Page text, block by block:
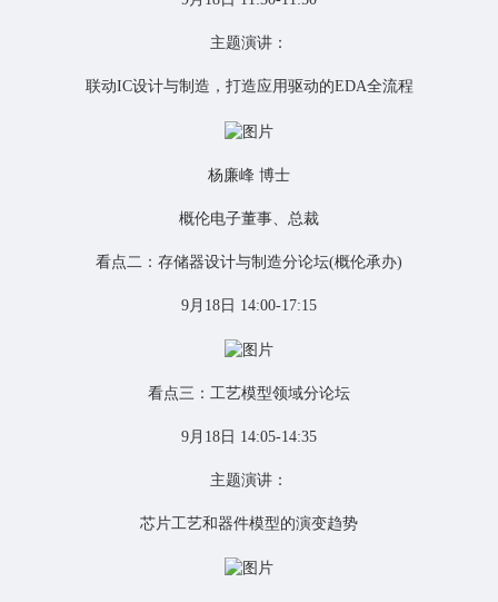
主题演讲：
联动IC设计与制造，打造应用驱动的EDA全流程
杨廉峰 博士
概伦电子董事、总裁
看点二：存储器设计与制造分论坛(概伦承办)
9月18日 14:00-17:15
看点三：工艺模型领域分论坛
9月18日 14:05-14:35
主题演讲：
芯片工艺和器件模型的演变趋势